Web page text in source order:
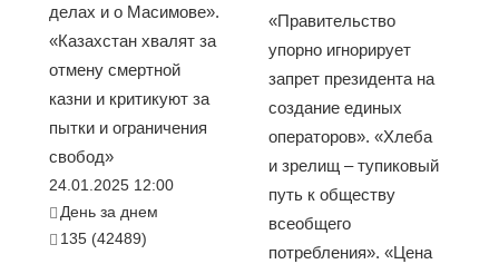
делах и о Масимове».
«Казахстан хвалят за
отмену смертной
казни и критикуют за
пытки и ограничения
свобод»
24.01.2025 12:00
День за днем
135 (42489)
«Правительство
упорно игнорирует
запрет президента на
создание единых
операторов». «Хлеба
и зрелищ – тупиковый
путь к обществу
всеобщего
потребления». «Цена